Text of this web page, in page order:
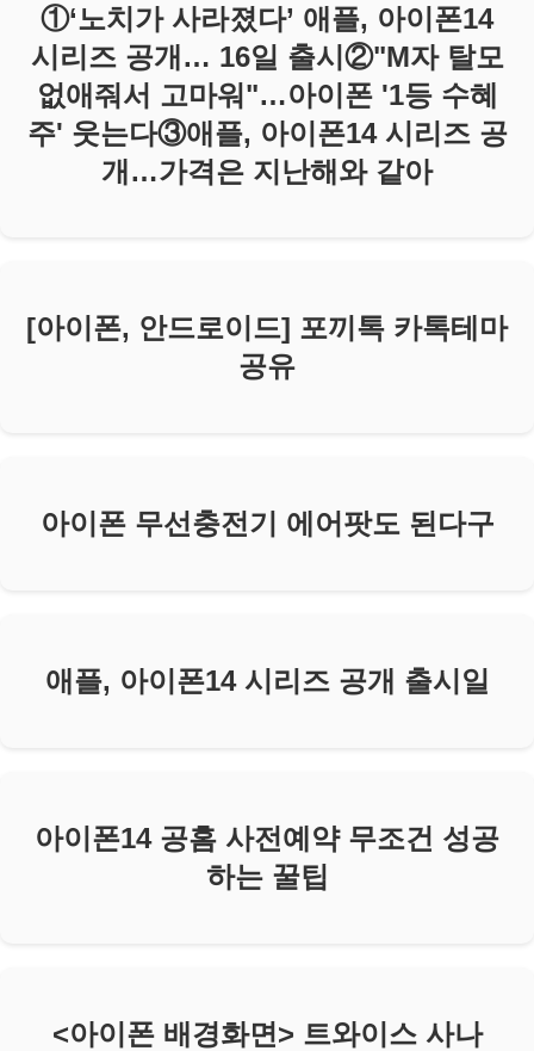
①‘노치가 사라졌다’ 애플, 아이폰14
시리즈 공개… 16일 출시②"M자 탈모
없애줘서 고마워"…아이폰 '1등 수혜
주' 웃는다③애플, 아이폰14 시리즈 공
개…가격은 지난해와 같아
[아이폰, 안드로이드] 포끼톡 카톡테마
공유
아이폰 무선충전기 에어팟도 된다구
애플, 아이폰14 시리즈 공개 출시일
아이폰14 공홈 사전예약 무조건 성공
하는 꿀팁
<아이폰 배경화면> 트와이스 사나